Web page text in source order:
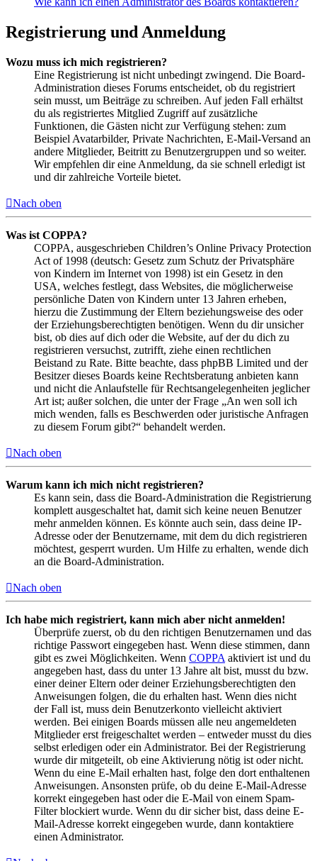
Registrierung und Anmeldung
Wozu muss ich mich registrieren?
Eine Registrierung ist nicht unbedingt zwingend. Die Board-
Administration dieses Forums entscheidet, ob du registriert
sein musst, um Beiträge zu schreiben. Auf jeden Fall erhältst
du als registriertes Mitglied Zugriff auf zusätzliche
Funktionen, die Gästen nicht zur Verfügung stehen: zum
Beispiel Avatarbilder, Private Nachrichten, E-Mail-Versand an
andere Mitglieder, Beitritt zu Benutzergruppen und so weiter.
Wir empfehlen dir eine Anmeldung, da sie schnell erledigt ist
und dir zahlreiche Vorteile bietet.
Nach oben
Was ist COPPA?
COPPA, ausgeschrieben Children’s Online Privacy Protection
Act of 1998 (deutsch: Gesetz zum Schutz der Privatsphäre
von Kindern im Internet von 1998) ist ein Gesetz in den
USA, welches festlegt, dass Websites, die möglicherweise
persönliche Daten von Kindern unter 13 Jahren erheben,
hierzu die Zustimmung der Eltern beziehungsweise des oder
der Erziehungsberechtigten benötigen. Wenn du dir unsicher
bist, ob dies auf dich oder die Website, auf der du dich zu
registrieren versuchst, zutrifft, ziehe einen rechtlichen
Beistand zu Rate. Bitte beachte, dass phpBB Limited und der
Besitzer dieses Boards keine Rechtsberatung anbieten kann
und nicht die Anlaufstelle für Rechtsangelegenheiten jeglicher
Art ist; außer solchen, die unter der Frage „An wen soll ich
mich wenden, falls es Beschwerden oder juristische Anfragen
zu diesem Forum gibt?“ behandelt werden.
Nach oben
Warum kann ich mich nicht registrieren?
Es kann sein, dass die Board-Administration die Registrierung
komplett ausgeschaltet hat, damit sich keine neuen Benutzer
mehr anmelden können. Es könnte auch sein, dass deine IP-
Adresse oder der Benutzername, mit dem du dich registrieren
möchtest, gesperrt wurden. Um Hilfe zu erhalten, wende dich
an die Board-Administration.
Nach oben
Ich habe mich registriert, kann mich aber nicht anmelden!
Überprüfe zuerst, ob du den richtigen Benutzernamen und das
richtige Passwort eingegeben hast. Wenn diese stimmen, dann
gibt es zwei Möglichkeiten. Wenn COPPA aktiviert ist und du
angegeben hast, dass du unter 13 Jahre alt bist, musst du bzw.
einer deiner Eltern oder deiner Erziehungsberechtigten den
Anweisungen folgen, die du erhalten hast. Wenn dies nicht
der Fall ist, muss dein Benutzerkonto vielleicht aktiviert
werden. Bei einigen Boards müssen alle neu angemeldeten
Mitglieder erst freigeschaltet werden – entweder musst du dies
selbst erledigen oder ein Administrator. Bei der Registrierung
wurde dir mitgeteilt, ob eine Aktivierung nötig ist oder nicht.
Wenn du eine E-Mail erhalten hast, folge den dort enthaltenen
Anweisungen. Ansonsten prüfe, ob du deine E-Mail-Adresse
korrekt eingegeben hast oder die E-Mail von einem Spam-
Filter blockiert wurde. Wenn du dir sicher bist, dass deine E-
Mail-Adresse korrekt eingegeben wurde, dann kontaktiere
einen Administrator.